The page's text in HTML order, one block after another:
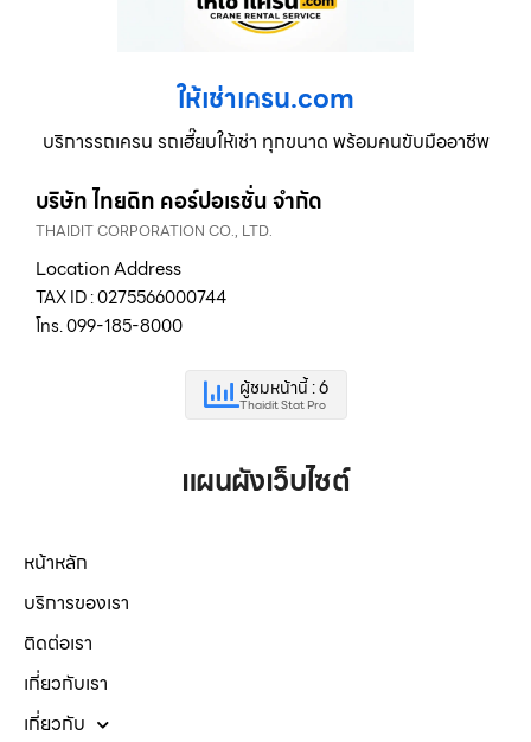
ให้เช่าเครน.com
บริการรถเครน รถเฮี๊ยบให้เช่า ทุกขนาด พร้อมคนขับมืออาชีพ
บริษัท ไทยดิท คอร์ปอเรชั่น จำกัด
THAIDIT CORPORATION CO., LTD.
Location Address
TAX ID : 0275566000744
โทร. 099-185-8000
ผู้ชมหน้านี้ : 6
Thaidit Stat Pro
แผนผังเว็บไซต์
หน้าหลัก
บริการของเรา
ติดต่อเรา
เกี่ยวกับเรา
เกี่ยวกับ